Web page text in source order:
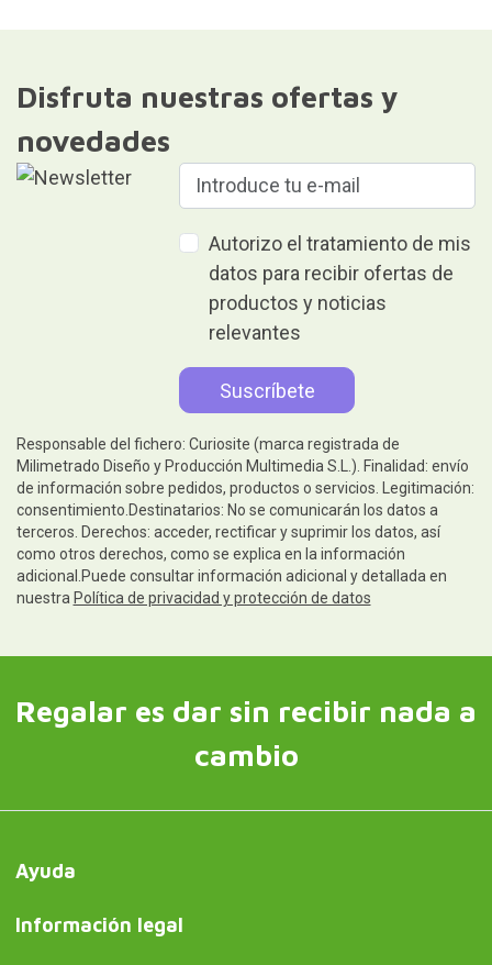
Disfruta nuestras ofertas y
novedades
Autorizo el tratamiento de mis
datos para recibir ofertas de
productos y noticias
relevantes
Responsable del fichero: Curiosite (marca registrada de
Milimetrado Diseño y Producción Multimedia S.L.). Finalidad: envío
de información sobre pedidos, productos o servicios. Legitimación:
consentimiento.Destinatarios: No se comunicarán los datos a
terceros. Derechos: acceder, rectificar y suprimir los datos, así
como otros derechos, como se explica en la información
adicional.Puede consultar información adicional y detallada en
nuestra Política de privacidad y protección de datos
Regalar es dar sin recibir nada a
cambio
Ayuda
Información legal